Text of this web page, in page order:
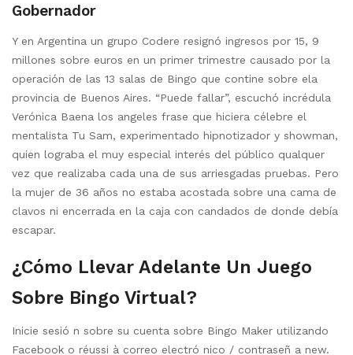
Gobernador
Y en Argentina un grupo Codere resignó ingresos por 15, 9
millones sobre euros en un primer trimestre causado por la
operación de las 13 salas de Bingo que contine sobre ela
provincia de Buenos Aires. “Puede fallar”, escuchó incrédula
Verónica Baena los angeles frase que hiciera célebre el
mentalista Tu Sam, experimentado hipnotizador y showman,
quien lograba el muy especial interés del público qualquer
vez que realizaba cada una de sus arriesgadas pruebas. Pero
la mujer de 36 años no estaba acostada sobre una cama de
clavos ni encerrada en la caja con candados de donde debía
escapar.
¿Cómo Llevar Adelante Un Juego
Sobre Bingo Virtual?
Inicie sesió n sobre su cuenta sobre Bingo Maker utilizando
Facebook o réussi à correo electró nico / contraseñ a new.